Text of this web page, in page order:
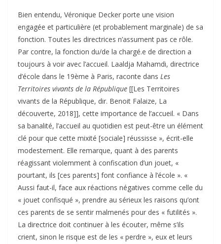
Bien entendu, Véronique Decker porte une vision
engagée et particulière (et probablement marginale) de sa
fonction. Toutes les directrices n’assument pas ce rôle.
Par contre, la fonction du/de la chargé.e de direction a
toujours à voir avec l’accueil. Laaldja Mahamdi, directrice
d’école dans le 19ème à Paris, raconte dans Les
Territoires vivants de la République [[Les Territoires
vivants de la République, dir. Benoit Falaize, La
découverte, 2018]], cette importance de l’accueil. « Dans
sa banalité, l’accueil au quotidien est peut-être un élément
clé pour que cette mixité [sociale] réussisse », écrit-elle
modestement. Elle remarque, quant à des parents
réagissant violemment à confiscation d’un jouet, «
pourtant, ils [ces parents] font confiance à l’école ». «
Aussi faut-il, face aux réactions négatives comme celle du
« jouet confisqué », prendre au sérieux les raisons qu’ont
ces parents de se sentir malmenés pour des « futilités ».
La directrice doit continuer à les écouter, même s’ils
crient, sinon le risque est de les « perdre », eux et leurs